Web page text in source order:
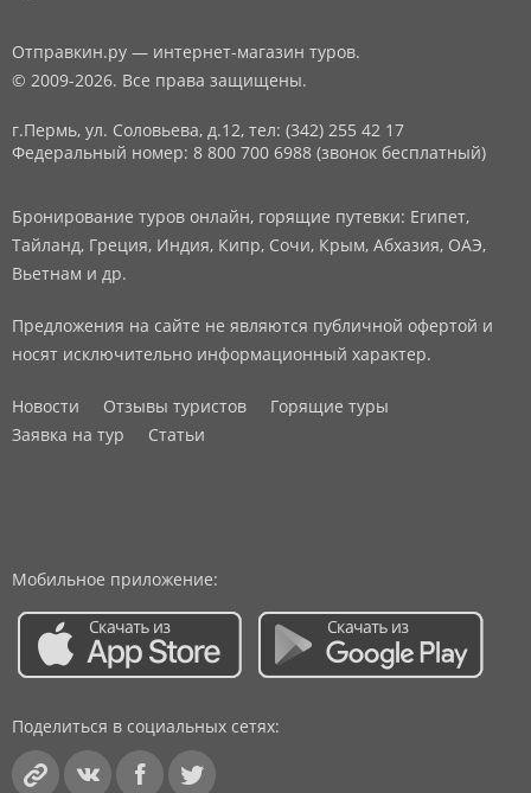
Отправкин.ру — интернет-магазин туров.
© 2009-2026. Все права защищены.
г.Пермь, ул. Соловьева, д.12, тел: (342) 255 42 17
Федеральный номер: 8 800 700 6988 (звонок бесплатный)
Бронирование туров онлайн, горящие путевки: Египет,
Тайланд, Греция, Индия, Кипр, Сочи, Крым, Абхазия, ОАЭ,
Вьетнам и др.
Предложения на сайте не являются публичной офертой и
носят исключительно информационный характер.
Новости Отзывы туристов
Горящие туры
Заявка на тур
Статьи
Мобильное приложение:
Поделиться в социальных сетях: